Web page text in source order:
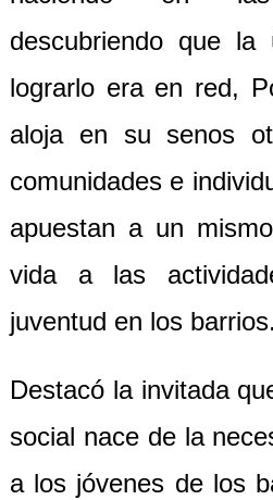
descubriendo que la
lograrlo era en red,
aloja en su senos
comunidades e
apuestan a un
vida a las
juventud en los barrios.
Destacó la invitada
social nace de la
a los jóvenes de los